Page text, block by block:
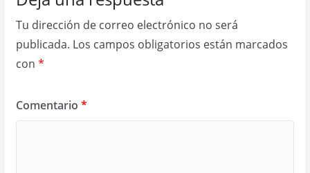
Tu dirección de correo electrónico no será
publicada. Los campos obligatorios están marcados
con *
Comentario *